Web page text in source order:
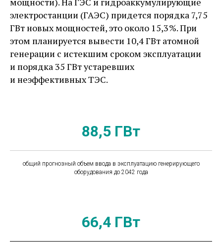
электростанции (ГАЭС) придется порядка 7,75
ГВт новых мощностей, это около 15,3 %. При
этом планируется вывести 10,4 ГВт атомной
генерации с истекшим сроком эксплуатации
и порядка 35 ГВт устаревших
и неэффективных ТЭС.
88,5 ГВт
общий прогнозный объем ввода в эксплуатацию генерирующего
оборудования до 2042 года
66,4 ГВт